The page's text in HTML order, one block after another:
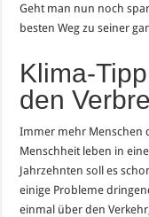
Geht man nun noch
besten Weg zu seiner
Klima-
den
Immer mehr Menschen
Menschheit leben in
Jahrzehnten soll es
einige Probleme
einmal über den